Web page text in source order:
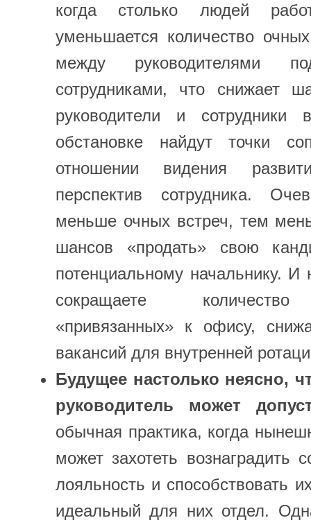
когда столько людей
уменьшается количество
между руководителями
сотрудниками, что снижает
руководители и сотрудники
обстановке найдут точки
отношении видения
перспектив сотрудника.
меньше очных встреч, тем
шансов «продать» свою
потенциальному начальнику. И
сокращаете количество
«привязанных» к офису,
вакансий для внутренней
Будущее настолько неясно,
руководитель может
обычная практика, когда
может захотеть вознаградить
лояльность и способствовать
идеальный для них отдел.